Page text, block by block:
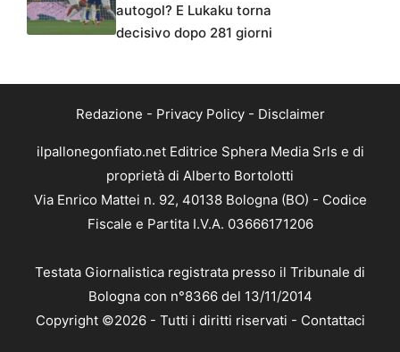
autogol? E Lukaku torna
decisivo dopo 281 giorni
Redazione - Privacy Policy- Disclaimer
ilpallonegonfiato.net Editrice Sphera Media Srls e di
proprietà di Alberto Bortolotti
Via Enrico Mattei n. 92, 40138 Bologna (BO) - Codice
Fiscale e Partita I.V.A. 03666171206
Testata Giornalistica registrata presso il Tribunale di
Bologna con n°8366 del 13/11/2014
Copyright ©2026 - Tutti i diritti riservati - Contattaci